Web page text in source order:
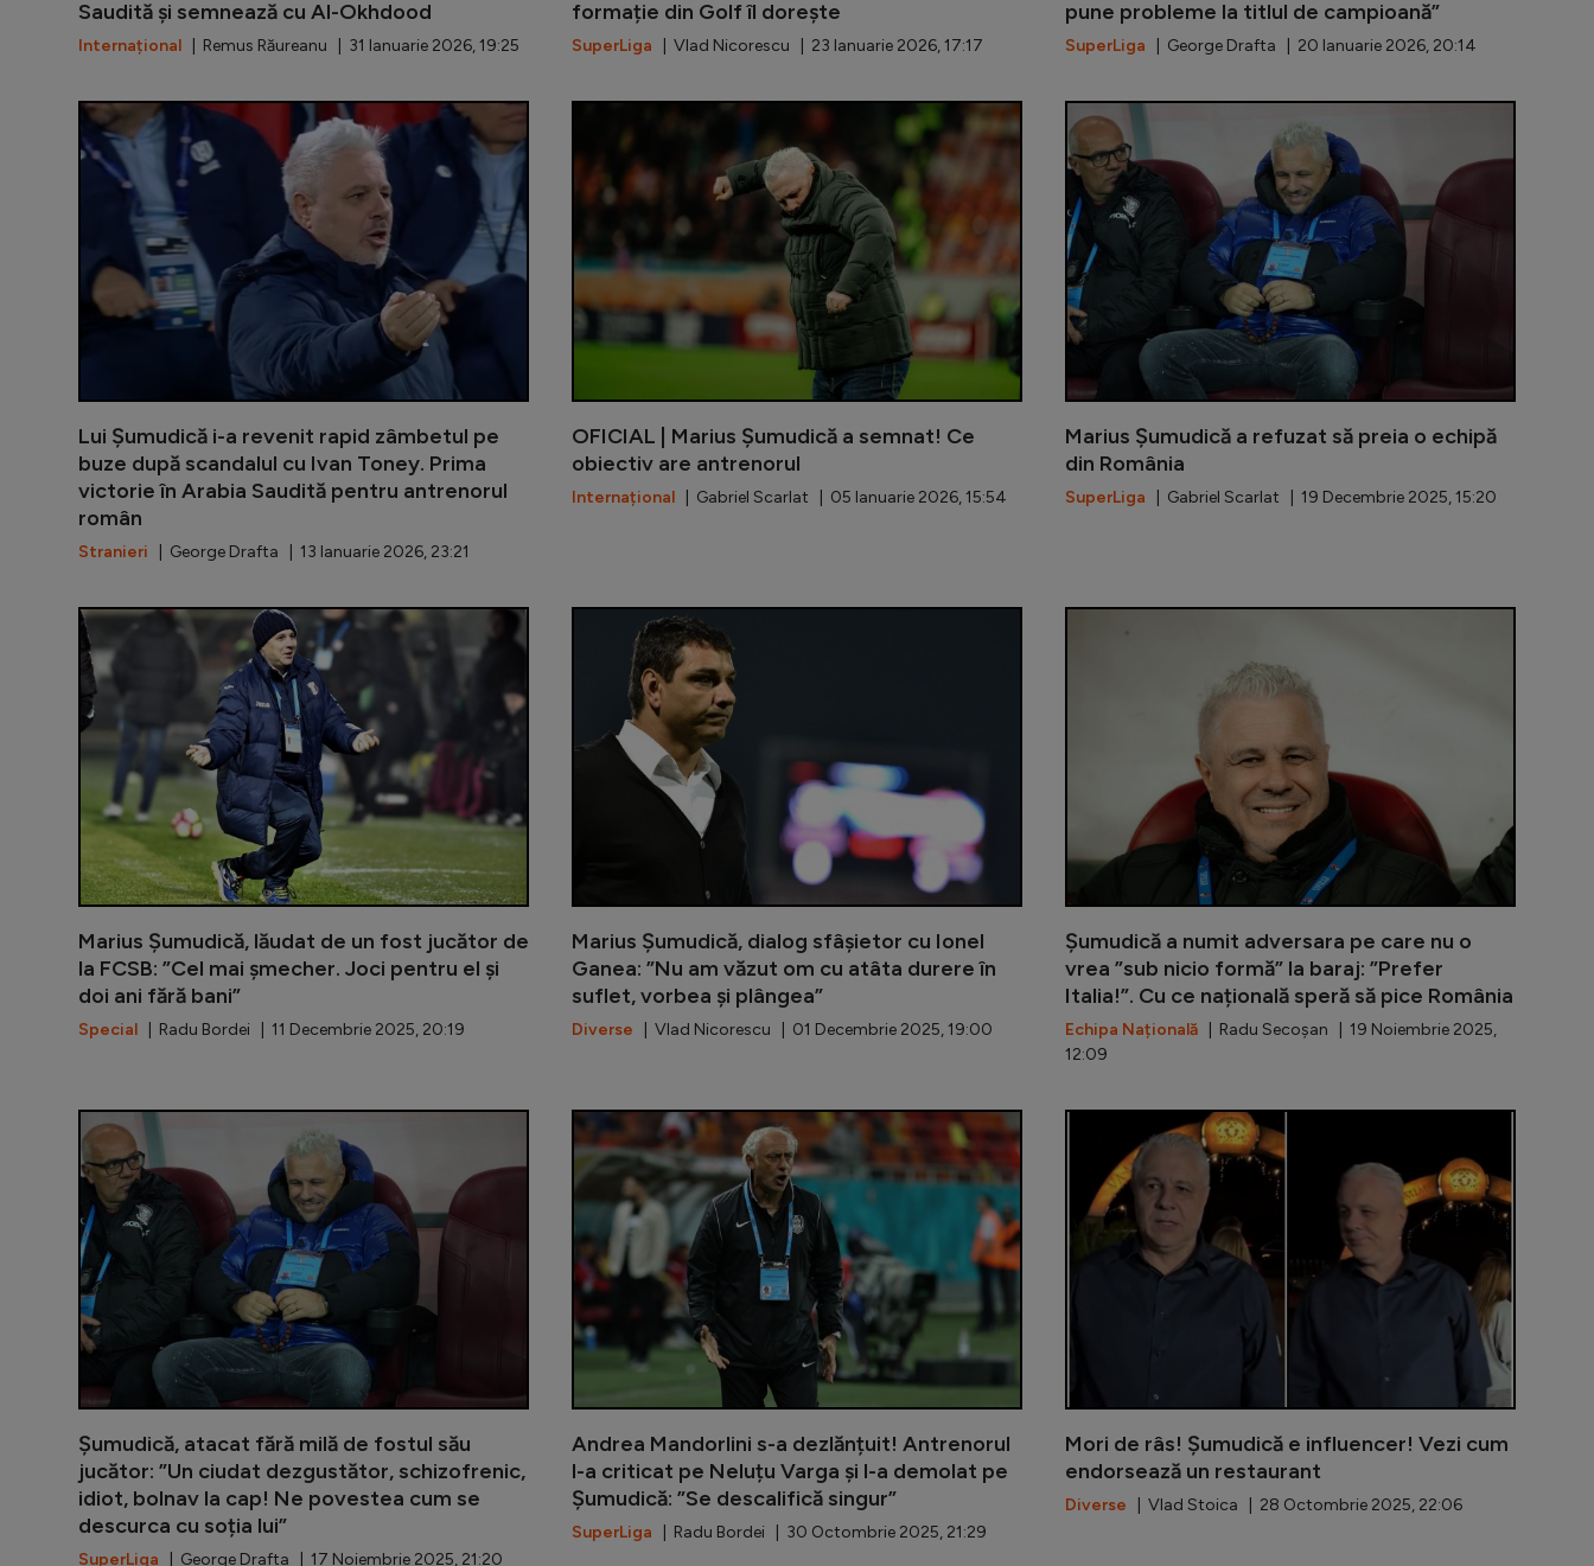
Saudită și semnează cu Al-Okhdood
Internațional | Remus Răureanu | 31 Ianuarie 2026, 19:25
formație din Golf îl dorește
SuperLiga | Vlad Nicorescu | 23 Ianuarie 2026, 17:17
pune probleme la titlul de campioană”
SuperLiga | George Drafta | 20 Ianuarie 2026, 20:14
Lui Șumudică i-a revenit rapid zâmbetul pe
buze după scandalul cu Ivan Toney. Prima
victorie în Arabia Saudită pentru antrenorul
român
Stranieri | George Drafta | 13 Ianuarie 2026, 23:21
Lui Șumudică i-a revenit rapid zâmbetul pe buze după
OFICIAL | Marius Șumudică a semnat! Ce
obiectiv are antrenorul
Internațional | Gabriel Scarlat | 05 Ianuarie 2026, 15:54
Marius Șumudică a refuzat să preia o echipă
din România
SuperLiga | Gabriel Scarlat | 19 Decembrie 2025, 15:20
Marius Șumudică, lăudat de un fost jucător de
la FCSB: ”Cel mai șmecher. Joci pentru el și
doi ani fără bani”
Special | Radu Bordei | 11 Decembrie 2025, 20:19
Marius Șumudică, dialog sfâșietor cu Ionel
Ganea: ”Nu am văzut om cu atâta durere în
suflet, vorbea și plângea”
Diverse | Vlad Nicorescu | 01 Decembrie 2025, 19:00
Șumudică a numit adversara pe care nu o
vrea ”sub nicio formă” la baraj: ”Prefer
Italia!”. Cu ce națională speră să pice România
Echipa Națională | Radu Secoșan | 19 Noiembrie 2025,
12:09
Șumudică, atacat fără milă de fostul său
jucător: ”Un ciudat dezgustător, schizofrenic,
idiot, bolnav la cap! Ne povestea cum se
descurca cu soția lui”
SuperLiga | George Drafta | 17 Noiembrie 2025, 21:20
Șumudică, atacat fără milă de fostul său jucător: ”Un ciudat
Andrea Mandorlini s-a dezlănțuit! Antrenorul
l-a criticat pe Neluțu Varga și l-a demolat pe
Șumudică: ”Se descalifică singur”
SuperLiga | Radu Bordei | 30 Octombrie 2025, 21:29
Mori de râs! Șumudică e influencer! Vezi cum
endorsează un restaurant
Diverse | Vlad Stoica | 28 Octombrie 2025, 22:06